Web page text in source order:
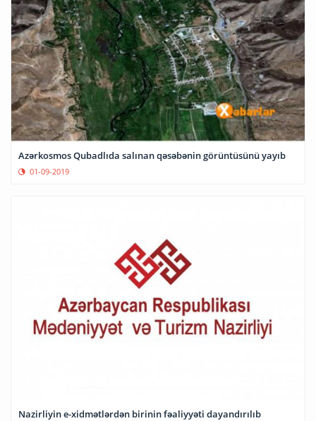
Azərkosmos Qubadlıda salınan qəsəbənin görüntüsünü yayıb
01-09-2019
Nazirliyin e-xidmətlərdən birinin fəaliyyəti dayandırılıb